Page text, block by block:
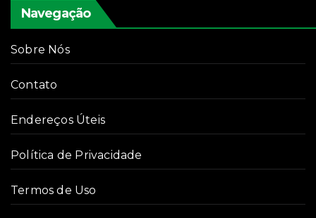
Navegação
Sobre Nós
Contato
Endereços Úteis
Política de Privacidade
Termos de Uso